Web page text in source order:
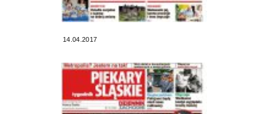
14.04.2017